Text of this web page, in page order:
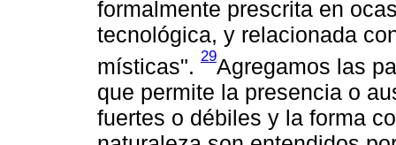
formalmente prescrita en
tecnológica, y relacionada
místicas". 29Agregamos las
que permite la presencia o
fuertes o débiles y la forma